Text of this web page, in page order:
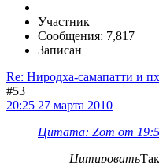
Участник
Сообщения: 7,817
Записан
Re: Ниродха-самапатти и
#53
20:25 27 марта 2010
Цитата: Zom от
Цитировать